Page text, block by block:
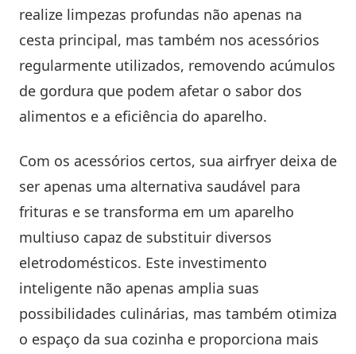
realize limpezas profundas não apenas na
cesta principal, mas também nos acessórios
regularmente utilizados, removendo acúmulos
de gordura que podem afetar o sabor dos
alimentos e a eficiência do aparelho.
Com os acessórios certos, sua airfryer deixa de
ser apenas uma alternativa saudável para
frituras e se transforma em um aparelho
multiuso capaz de substituir diversos
eletrodomésticos. Este investimento
inteligente não apenas amplia suas
possibilidades culinárias, mas também otimiza
o espaço da sua cozinha e proporciona mais